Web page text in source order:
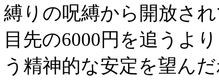
縛りの呪縛から開放さ
目先の6000円を追うよ
う精神的な安定を望ん